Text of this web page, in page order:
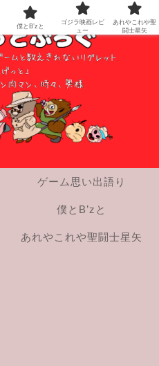
ゲーム思い出語り
僕とB’zと
あれやこれや聖闘士星矢
僕とB’zと
ゴジラ映画レビ
ュー
あれやこれや聖
闘士星矢